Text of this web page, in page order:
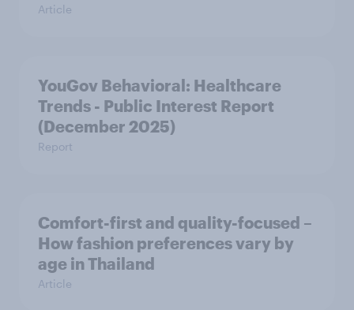
Article
YouGov Behavioral: Healthcare
Trends - Public Interest Report
(December 2025)
Report
Comfort-first and quality-focused –
How fashion preferences vary by
age in Thailand
Article